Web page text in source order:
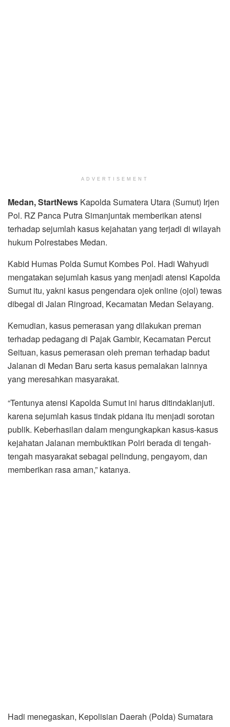
ADVERTISEMENT
Medan, StartNews Kapolda Sumatera Utara (Sumut) Irjen
Pol. RZ Panca Putra Simanjuntak memberikan atensi
terhadap sejumlah kasus kejahatan yang terjadi di wilayah
hukum Polrestabes Medan.
Kabid Humas Polda Sumut Kombes Pol. Hadi Wahyudi
mengatakan sejumlah kasus yang menjadi atensi Kapolda
Sumut itu, yakni kasus pengendara ojek online (ojol) tewas
dibegal di Jalan Ringroad, Kecamatan Medan Selayang.
Kemudian, kasus pemerasan yang dilakukan preman
terhadap pedagang di Pajak Gambir, Kecamatan Percut
Seituan, kasus pemerasan oleh preman terhadap badut
Jalanan di Medan Baru serta kasus pemalakan lainnya
yang meresahkan masyarakat.
“Tentunya atensi Kapolda Sumut ini harus ditindaklanjuti.
karena sejumlah kasus tindak pidana itu menjadi sorotan
publik. Keberhasilan dalam mengungkapkan kasus-kasus
kejahatan Jalanan membuktikan Polri berada di tengah-
tengah masyarakat sebagai pelindung, pengayom, dan
memberikan rasa aman,” katanya.
Hadi menegaskan, Kepolisian Daerah (Polda) Sumatara